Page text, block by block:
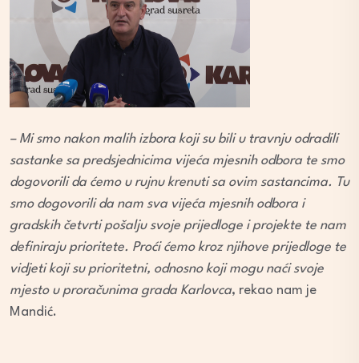
– Mi smo nakon malih izbora koji su bili u travnju odradili
sastanke sa predsjednicima vijeća mjesnih odbora te smo
dogovorili da ćemo u rujnu krenuti sa ovim sastancima. Tu
smo dogovorili da nam sva vijeća mjesnih odbora i
gradskih četvrti pošalju svoje prijedloge i projekte te nam
definiraju prioritete. Proći ćemo kroz njihove prijedloge te
vidjeti koji su prioritetni, odnosno koji mogu naći svoje
mjesto u proračunima grada Karlovca, rekao nam je
Mandić.